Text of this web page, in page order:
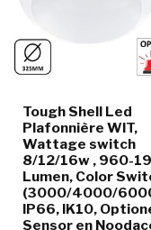
Tough Shell Led
Plafonnière WIT,
Wattage switch
8/12/16w , 960-
Lumen, Color
(3000/4000/
IP66, IK10,
Sensor en